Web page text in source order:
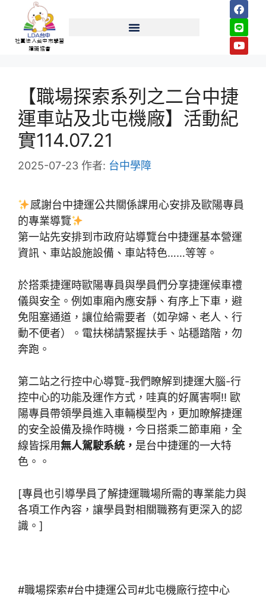
社團法人台中市學習
障礙協會
【職場探索系列之二台中捷
運車站及北屯機廠】活動紀
實114.07.21
2025-07-23 作者: 台中學障
感謝台中捷運公共關係課用心安排及歐陽專員
的專業導覽
第一站先安排到市政府站導覽台中捷運基本營運
資訊、車站設施設備、車站特色……等等。
於搭乘捷運時歐陽專員與學員們分享捷運候車禮
儀與安全。例如車廂內應安靜、有序上下車，避
免阻塞通道，讓位給需要者（如孕婦、老人、行
動不便者）。電扶梯請緊握扶手、站穩踏階，勿
奔跑。
第二站之行控中心導覽-我們瞭解到捷運大腦-行
控中心的功能及運作方式，哇真的好厲害啊!! 歐
陽專員帶領學員進入車輛模型內，更加瞭解捷運
的安全設備及操作時機，今日搭乘二節車廂，全
線皆採用無人駕駛系統， 是台中捷運的一大特
色。。
[專員也引導學員了解捷運職場所需的專業能力與
各項工作內容，讓學員對相關職務有更深入的認
識。]
#職場探索#台中捷運公司#北屯機廠行控中心